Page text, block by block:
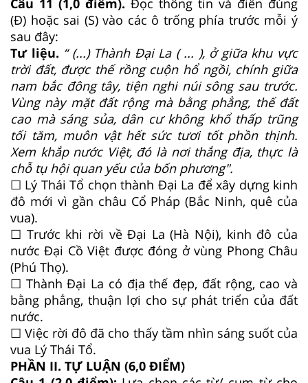
(Đ) hoặc sai (S) vào các ô trống phía trước mỗi ý
sau đây:
Tư liệu. “ (...) Thành Đại La ( ... ), ở giữa khu vực
trời đất, được thế rồng cuộn hổ ngồi, chính giữa
nam bắc đông tây, tiện nghi núi sông sau trước.
Vùng này mặt đất rộng mà bằng phẳng, thế đất
cao mà sáng sủa, dân cư không khổ thấp trũng
tối tăm, muôn vật hết sức tươi tốt phồn thịnh.
Xem khắp nước Việt, đó là nơi thắng địa, thực là
chỗ tụ hội quan yếu của bốn phương".
☐ Lý Thái Tổ chọn thành Đại La để xây dựng kinh
đô mới vì gần châu Cổ Pháp (Bắc Ninh, quê của
vua).
☐ Trước khi rời về Đại La (Hà Nội), kinh đô của
nước Đại Cồ Việt được đóng ở vùng Phong Châu
(Phú Thọ).
☐ Thành Đại La có địa thế đẹp, đất rộng, cao và
bằng phẳng, thuận lợi cho sự phát triển của đất
nước.
☐ Việc rời đô đã cho thấy tầm nhìn sáng suốt của
vua Lý Thái Tổ.
PHẦN II. TỰ LUẬN (6,0 ĐIỂM)